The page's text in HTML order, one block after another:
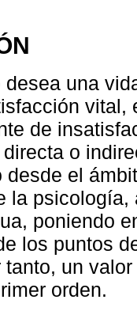
desea una
vital,
de
o
desde el
la
poniendo
los puntos
tanto, un
orden.